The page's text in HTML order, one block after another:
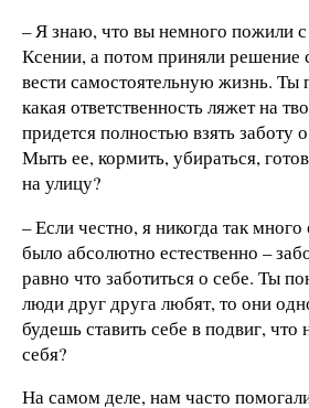
– Я знаю, что вы немного пожили
Ксении, а потом приняли решение
вести самостоятельную жизнь. Ты
какая ответственность ляжет на
придется полностью взять заботу
Мыть ее, кормить, убираться,
на улицу?
– Если честно, я никогда так
было абсолютно естественно –
равно что заботиться о себе. Ты
люди друг друга любят, то они
будешь ставить себе в подвиг,
себя?
На самом деле, нам часто